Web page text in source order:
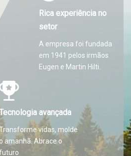
Rica experiência no
setor
A empresa foi fundada
em 1941 pelos irmãos
Eugen e Martin Hilti.
avançada
vidas, molde
o amanhã. Abrace o